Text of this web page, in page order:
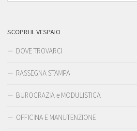
SCOPRI IL VESPAIO
DOVE TROVARCI
RASSEGNA STAMPA
BUROCRAZIA e MODULISTICA
OFFICINA E MANUTENZIONE